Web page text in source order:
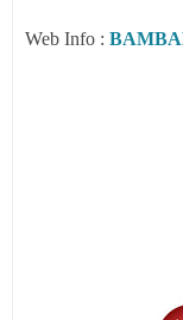
Web Info :